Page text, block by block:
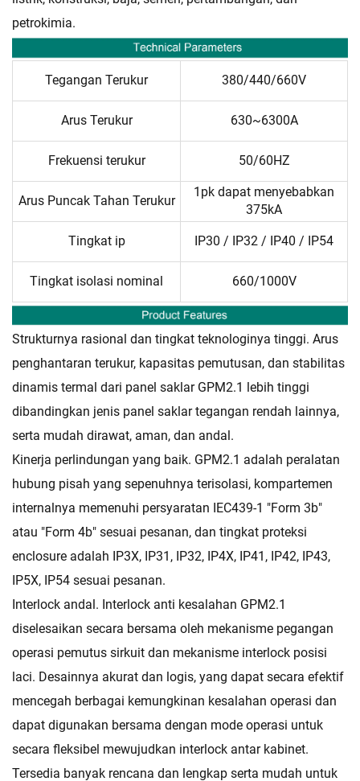
petrokimia.
Tegangan Terukur 380/440/660V
Arus Terukur 630~6300A
Frekuensi terukur 50/60HZ
Arus Puncak Tahan Terukur
1pk dapat menyebabkan
375kA
Tingkat ip IP30 / IP32 / IP40 / IP54
Tingkat isolasi nominal 660/1000V
Strukturnya rasional dan tingkat teknologinya tinggi. Arus
penghantaran terukur, kapasitas pemutusan, dan stabilitas
dinamis termal dari panel saklar GPM2.1 lebih tinggi
dibandingkan jenis panel saklar tegangan rendah lainnya,
serta mudah dirawat, aman, dan andal.
Kinerja perlindungan yang baik. GPM2.1 adalah peralatan
hubung pisah yang sepenuhnya terisolasi, kompartemen
internalnya memenuhi persyaratan IEC439-1 "Form 3b"
atau "Form 4b" sesuai pesanan, dan tingkat proteksi
enclosure adalah IP3X, IP31, IP32, IP4X, IP41, IP42, IP43,
IP5X, IP54 sesuai pesanan.
Interlock andal. Interlock anti kesalahan GPM2.1
diselesaikan secara bersama oleh mekanisme pegangan
operasi pemutus sirkuit dan mekanisme interlock posisi
laci. Desainnya akurat dan logis, yang dapat secara efektif
mencegah berbagai kemungkinan kesalahan operasi dan
dapat digunakan bersama dengan mode operasi untuk
secara fleksibel mewujudkan interlock antar kabinet.
Tersedia banyak rencana dan lengkap serta mudah untuk